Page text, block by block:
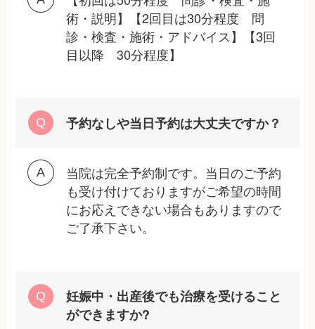
術・説明】【2回目は30分程度 問
診・検査・施術・アドバイス】【3回
目以降 30分程度】
予約なしや当日予約は大丈夫ですか？
当院は完全予約制です。当日のご予約
も受け付けておりますがご希望の時間
にお応えできない場合もありますので
ご了承下さい。
妊娠中・出産後でも治療を受けること
ができますか?